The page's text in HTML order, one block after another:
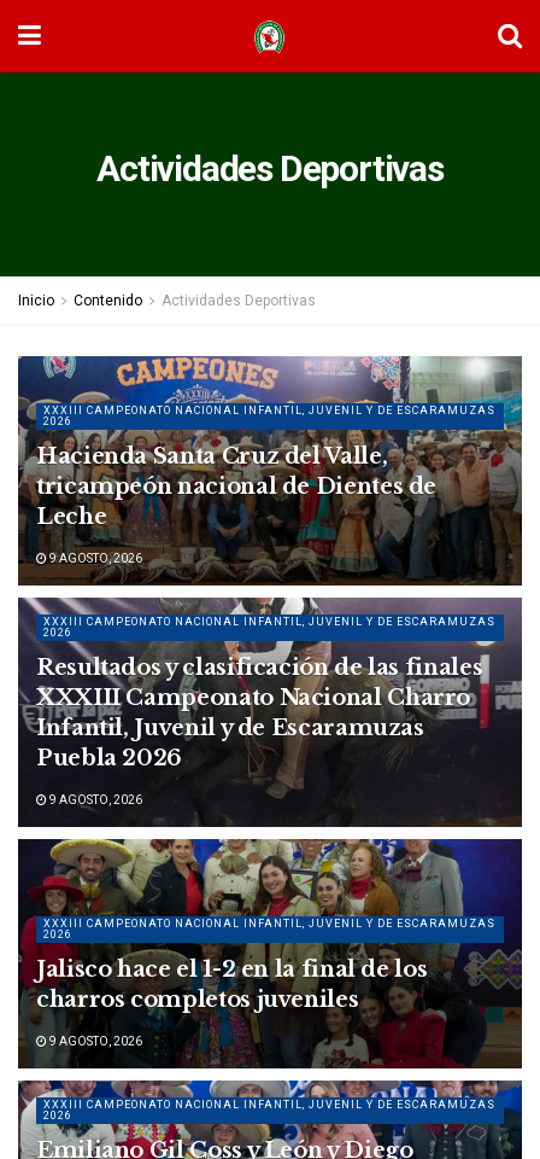
Actividades Deportivas
Inicio Contenido Actividades Deportivas
XXXIII CAMPEONATO NACIONAL INFANTIL, JUVENIL Y DE ESCARAMUZAS
2026
Hacienda Santa Cruz del Valle,
tricampeón nacional de Dientes de
Leche
9 AGOSTO, 2026
XXXIII CAMPEONATO NACIONAL INFANTIL, JUVENIL Y DE ESCARAMUZAS
2026
Resultados y clasificación de las finales
XXXIII Campeonato Nacional Charro
Infantil, Juvenil y de Escaramuzas
Puebla 2026
9 AGOSTO, 2026
XXXIII CAMPEONATO NACIONAL INFANTIL, JUVENIL Y DE ESCARAMUZAS
2026
Jalisco hace el 1-2 en la final de los
charros completos juveniles
9 AGOSTO, 2026
XXXIII CAMPEONATO NACIONAL INFANTIL, JUVENIL Y DE ESCARAMUZAS
2026
Emiliano Gil Coss y León y Diego